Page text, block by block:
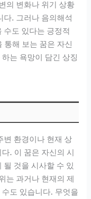
의 변화나 위기 상황
다. 그러나 음의해석
수도 있다는 긍정적
통해 보는 꿈은 자신
는 욕망이 담긴 상징
변 환경이나 현재 상
. 이 꿈은 자신의 시
될 것을 시사할 수 있
는 과거나 현재의 제
도 있습니다. 무엇을